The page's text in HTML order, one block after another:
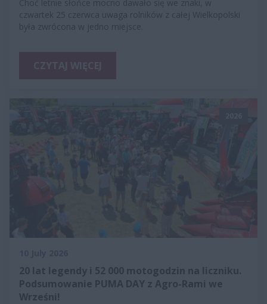
Choć letnie słońce mocno dawało się we znaki, w
czwartek 25 czerwca uwaga rolników z całej Wielkopolski
była zwrócona w jedno miejsce.
20 lat legendy i 52 000 motogodzin na liczniku.
Podsumowanie PUMA DAY z Agro-Rami we
Wrześni!